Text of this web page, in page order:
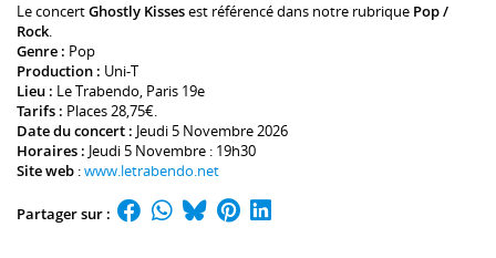
Le concertGhostly Kissesest référencé dans notre rubrique Pop /
Rock.
Genre : Pop
Production : Uni-T
Lieu : Le Trabendo, Paris 19e
Tarifs : Places 28,75€.
Date du concert : Jeudi 5 Novembre 2026
Horaires : Jeudi 5 Novembre : 19h30
Site web :www.letrabendo.net
Partager sur :